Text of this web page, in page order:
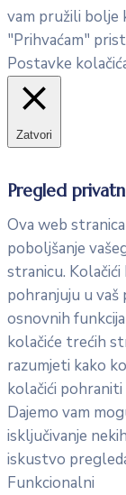
vam pružili bolje
"Prihvaćam"
Postavke
Zatvori
Pregled
Ova web
poboljšanje
stranicu.
pohranjuju u vaš
osnovnih
kolačiće trećih
razumjeti kako
kolačići pohraniti
Dajemo vam
isključivanje
iskustvo
Funkcionalni